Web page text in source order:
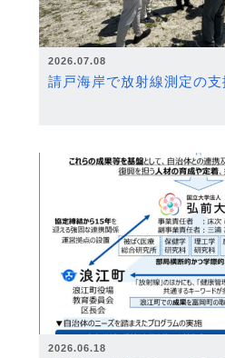
2026.07.08
請戸海岸で放射線測定の支
2026.06.18